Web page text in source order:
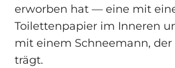
erworben hat — eine mit
Toilettenpapier im Inneren
mit einem Schneemann, der
trägt.